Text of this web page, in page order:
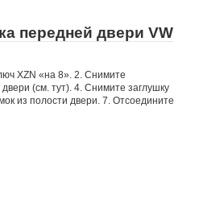
передней двери VW
XZN «на 8». 2. Снимите
(см. тут). 4. Снимите заглушку
из полости двери. 7. Отсоедините